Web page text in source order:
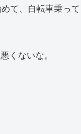
て、自転車乗っ
くないな。